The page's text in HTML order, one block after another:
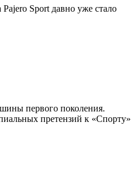
Sport давно уже стало
первого поколения.
претензий к «Спорту»